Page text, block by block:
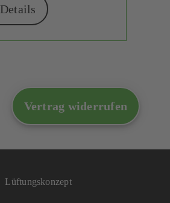
Details
Lüftungskonzept
Vertrag widerrufen